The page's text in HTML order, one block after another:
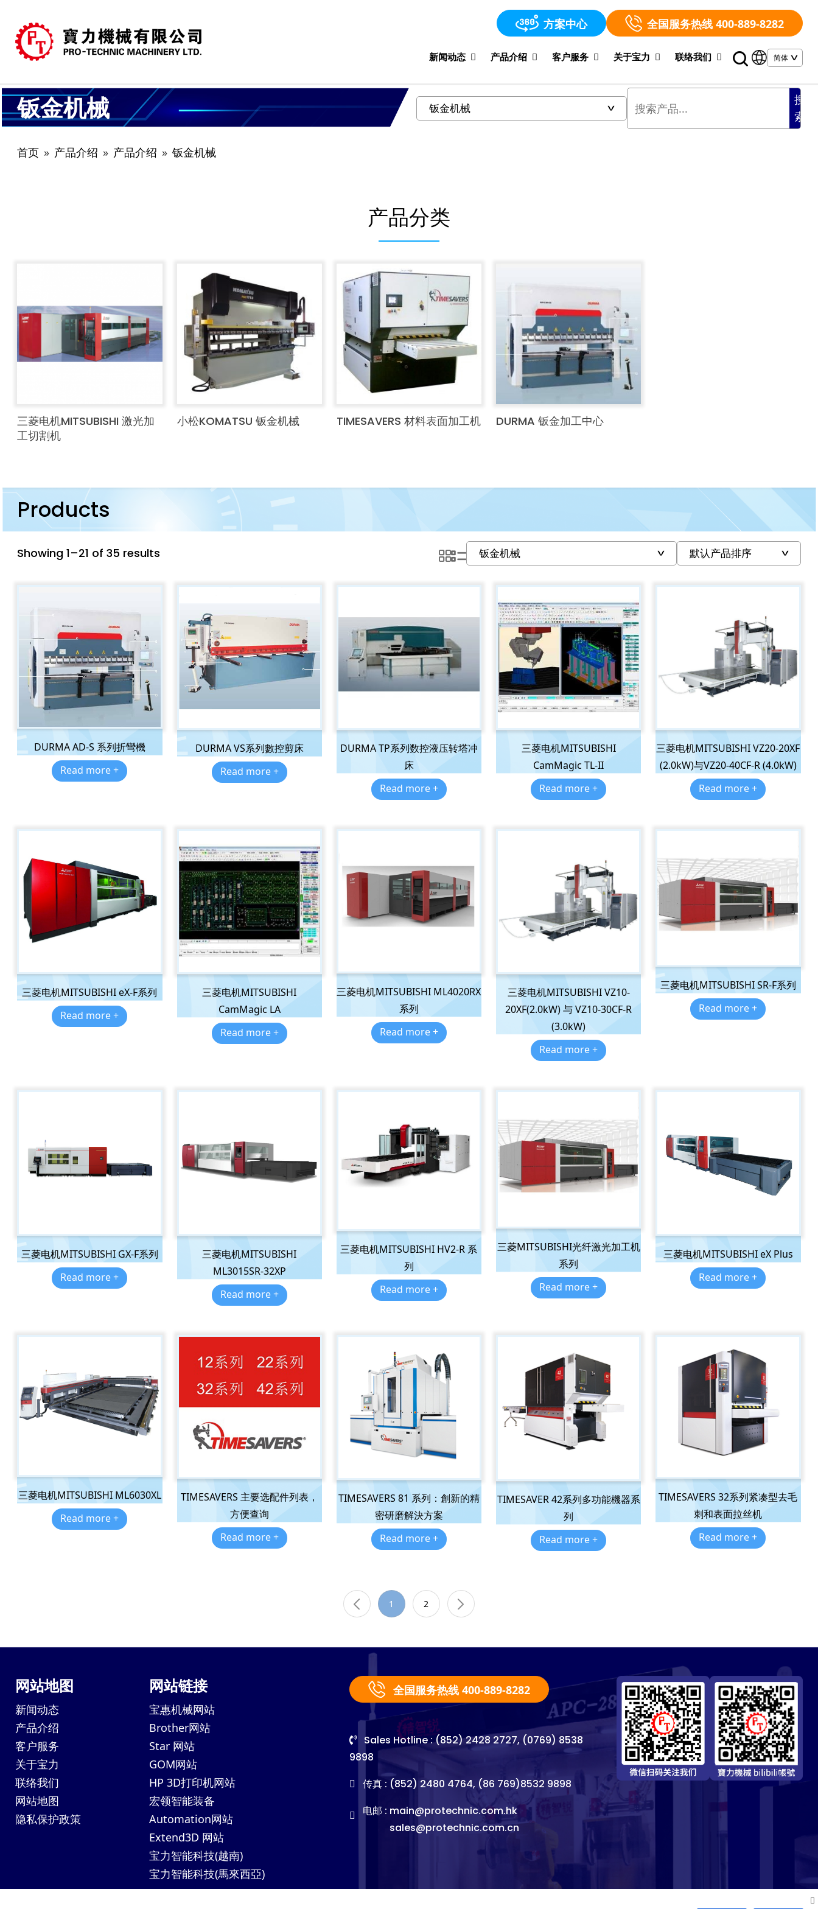
方案中心 全国服务热线 400-889-8282
新闻动态 产品介绍 客户服务 关于宝力 联络我们
钣金机械
搜
索
首页 产品介绍 产品介绍 钣金机械
产品分类
三菱电机MITSUBISHI 激光加
工切割机
小松KOMATSU 钣金机械 TIMESAVERS 材料表面加工机 DURMA 钣金加工中心
Products
Showing 1–21 of 35 results
DURMA AD-S 系列折彎機
Read more +
DURMA VS系列數控剪床
Read more +
DURMA TP系列数控液压转塔冲
床
Read more +
三菱电机MITSUBISHI
CamMagic TL-II
Read more +
三菱电机MITSUBISHI VZ20-20XF
(2.0kW)与VZ20-40CF-R (4.0kW)
Read more +
三菱电机MITSUBISHI eX-F系列
Read more +
三菱电机MITSUBISHI
CamMagic LA
Read more +
三菱电机MITSUBISHI ML4020RX
系列
Read more +
三菱电机MITSUBISHI VZ10-
20XF(2.0kW) 与 VZ10-30CF-R
(3.0kW)
Read more +
三菱电机MITSUBISHI SR-F系列
Read more +
三菱电机MITSUBISHI GX-F系列
Read more +
三菱电机MITSUBISHI
ML3015SR-32XP
Read more +
三菱电机MITSUBISHI HV2-R 系
列
Read more +
三菱MITSUBISHI光纤激光加工机
系列
Read more +
三菱电机MITSUBISHI eX Plus
Read more +
三菱电机MITSUBISHI ML6030XL
Read more +
TIMESAVERS 主要选配件列表，
方便查询
Read more +
TIMESAVERS 81 系列：創新的精
密研磨解決方案
Read more +
TIMESAVER 42系列多功能機器系
列
Read more +
TIMESAVERS 32系列紧凑型去毛
刺和表面拉丝机
Read more +
1 2
网站地图
新闻动态
产品介绍
客户服务
关于宝力
联络我们
网站地图
隐私保护政策
网站链接
宝惠机械网站
Brother网站
Star 网站
GOM网站
HP 3D打印机网站
宏领智能装备
Automation网站
Extend3D 网站
宝力智能科技(越南)
宝力智能科技(馬來西亞)
全国服务热线 400-889-8282
Sales Hotline : (852) 2428 2727, (0769) 8538
9898
传真 : (852) 2480 4764, (86 769)8532 9898
电邮 : main@protechnic.com.hk
sales@protechnic.com.cn